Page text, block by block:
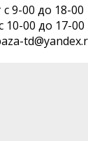
9-00 до 18-00
10-00 до 17-00